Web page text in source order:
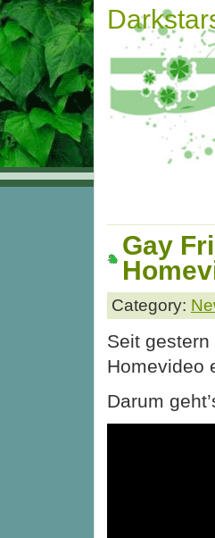
Gay
Category:
Seit gestern
Homevideo
Darum